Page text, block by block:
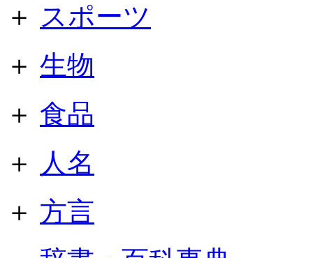
＋ スポーツ
＋ 生物
＋ 食品
＋
人名
＋ 方言